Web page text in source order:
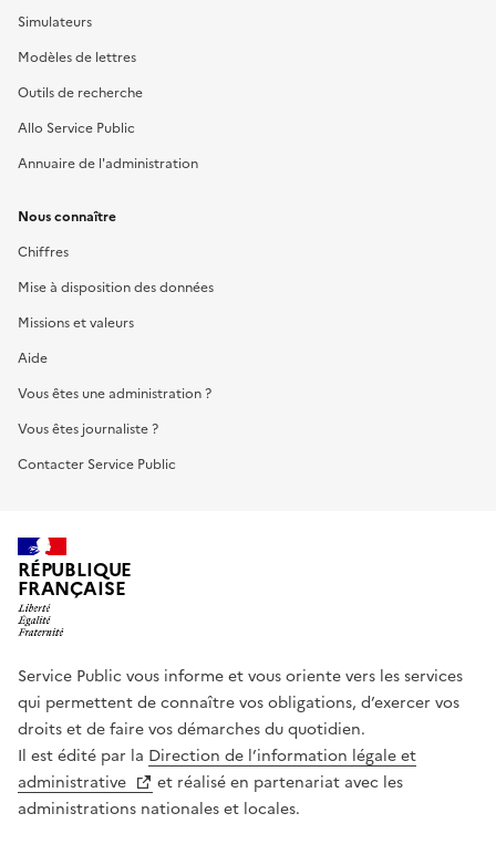
Simulateurs
Modèles de lettres
Outils de recherche
Allo Service Public
Annuaire de l'administration
Nous connaître
Chiffres
Mise à disposition des données
Missions et valeurs
Aide
Vous êtes une administration ?
Vous êtes journaliste ?
Contacter Service Public
RÉPUBLIQUE
FRANÇAISE
Service Public vous informe et vous oriente vers les services
qui permettent de connaître vos obligations, d’exercer vos
droits et de faire vos démarches du quotidien.
Il est édité par la Direction de l’information légale et
administrative
et réalisé en partenariat avec les
administrations nationales et locales.